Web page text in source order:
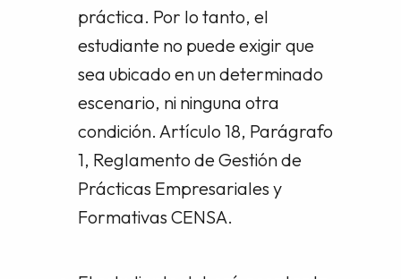
práctica. Por lo tanto, el
estudiante no puede exigir que
sea ubicado en un determinado
escenario, ni ninguna otra
condición. Artículo 18, Parágrafo
1, Reglamento de Gestión de
Prácticas Empresariales y
Formativas CENSA.